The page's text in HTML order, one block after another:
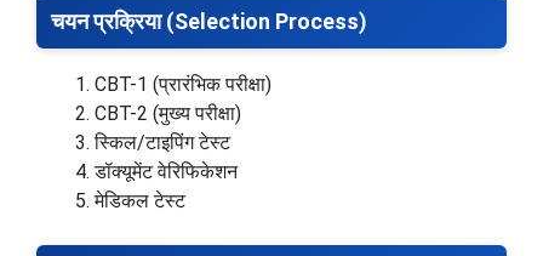
चयन प्रक्रिया (Selection Process)
CBT-1 (प्रारंभिक परीक्षा)
CBT-2 (मुख्य परीक्षा)
स्किल/टाइपिंग टेस्ट
डॉक्यूमेंट वेरिफिकेशन
मेडिकल टेस्ट